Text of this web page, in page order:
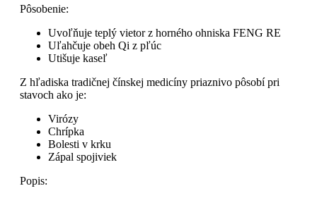
Pôsobenie:
Uvoľňuje teplý vietor z horného ohniska FENG RE
Uľahčuje obeh Qi z pľúc
Utišuje kaseľ
Z hľadiska tradičnej čínskej medicíny priaznivo pôsobí pri
stavoch ako je:
Virózy
Chrípka
Bolesti v krku
Zápal spojiviek
Popis: